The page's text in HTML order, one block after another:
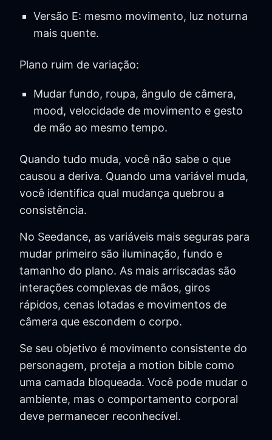
Versão E: mesmo movimento, luz noturna
mais quente.
Plano ruim de variação:
Mudar fundo, roupa, ângulo de câmera,
mood, velocidade de movimento e gesto
de mão ao mesmo tempo.
Quando tudo muda, você não sabe o que
causou a deriva. Quando uma variável muda,
você identifica qual mudança quebrou a
consistência.
No Seedance, as variáveis mais seguras para
mudar primeiro são iluminação, fundo e
tamanho do plano. As mais arriscadas são
interações complexas de mãos, giros
rápidos, cenas lotadas e movimentos de
câmera que escondem o corpo.
Se seu objetivo é movimento consistente do
personagem, proteja a motion bible como
uma camada bloqueada. Você pode mudar o
ambiente, mas o comportamento corporal
deve permanecer reconhecível.